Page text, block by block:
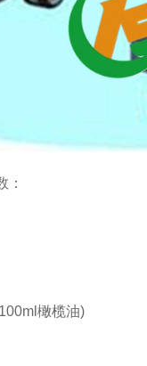
：
橄榄油)